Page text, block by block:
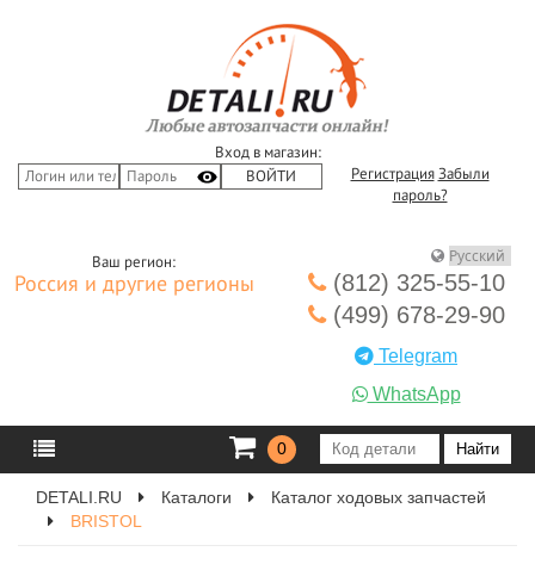
Вход в магазин:
Регистрация Забыли
пароль?
Ваш регион:
Россия и другие регионы
(812) 325-55-10
(499) 678-29-90
Telegram
WhatsApp
0
DETALI.RU Каталоги
Каталог ходовых запчастей
BRISTOL